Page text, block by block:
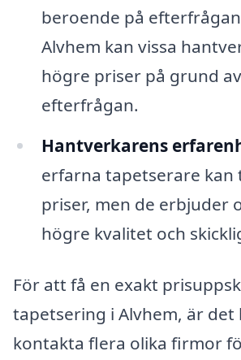
beroende på
Alvhem kan vissa
högre priser på grund
efterfrågan.
Hantverkarens
erfarna tapetserare kan
priser, men de erbjuder
högre kvalitet och
För att få en exakt
tapetsering i Alvhem, är det
kontakta flera olika firmor